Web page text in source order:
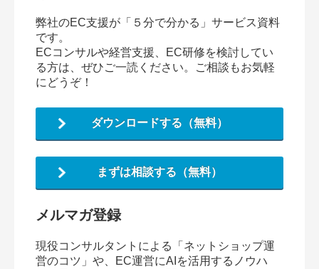
弊社のEC支援が「５分で分かる」サービス資料
です。
ECコンサルや経営支援、EC研修を検討してい
る方は、ぜひご一読ください。ご相談もお気軽
にどうぞ！
ダウンロードする（無料）
まずは相談する（無料）
メルマガ登録
現役コンサルタントによる「ネットショップ運
営のコツ」や、EC運営にAIを活用するノウハ